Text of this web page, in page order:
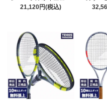
21,120円(税込)